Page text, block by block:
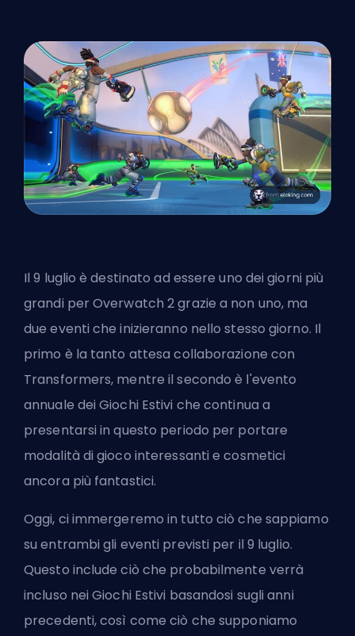
Il 9 luglio è destinato ad essere uno dei giorni più
grandi per Overwatch 2 grazie a non uno, ma
due eventi che inizieranno nello stesso giorno. Il
primo è la tanto attesa collaborazione con
Transformers, mentre il secondo è l'evento
annuale dei Giochi Estivi che continua a
presentarsi in questo periodo per portare
modalità di gioco interessanti e cosmetici
ancora più fantastici.
Oggi, ci immergeremo in tutto ciò che sappiamo
su entrambi gli eventi previsti per il 9 luglio.
Questo include ciò che probabilmente verrà
incluso nei Giochi Estivi basandosi sugli anni
precedenti, così come ciò che supponiamo